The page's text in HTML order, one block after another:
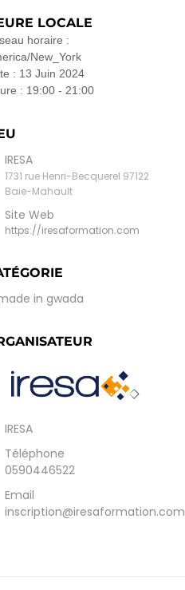
LOCALE
horaire :
New_York
: 13 Juin 2024
: 19:00 - 21:00
IRESA
1731 rue Henri-Becquerel 97122
Baie-Mahault
Site Web
https://iresaformation.com
in gwada
IRESA
Téléphone
0590446522
Email
inscription@iresaformation.com